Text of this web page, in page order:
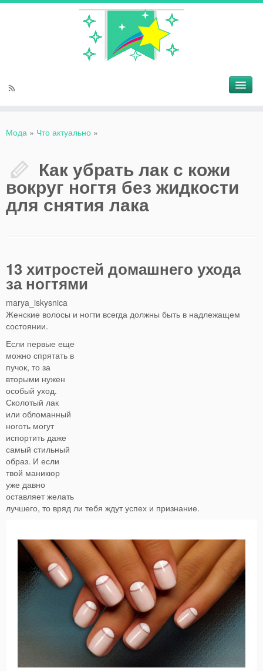
Мода » Что актуально »
Как убрать лак с кожи
вокруг ногтя без жидкости
для снятия лака
13 хитростей домашнего ухода
за ногтями
marya_iskysnica
Женские волосы и ногти всегда должны быть в надлежащем
состоянии.
Если первые еще
можно спрятать в
пучок, то за
вторыми нужен
особый уход.
Сколотый лак
или обломанный
ноготь могут
испортить даже
самый стильный
образ. И если
твой маникюр
уже давно
оставляет желать
лучшего, то вряд ли тебя ждут успех и признание.